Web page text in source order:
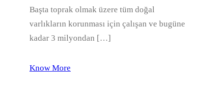
Başta toprak olmak üzere tüm doğal
varlıkların korunması için çalışan ve bugüne
kadar 3 milyondan […]
Know More